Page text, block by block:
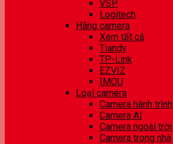
VSP
Logitech
Hãng camera
Xem tất cả
Tiandy
TP-Link
EZVIZ
IMOU
Loại camera
Camera hành trình
Camera AI
Camera ngoài trời
Camera trong nhà